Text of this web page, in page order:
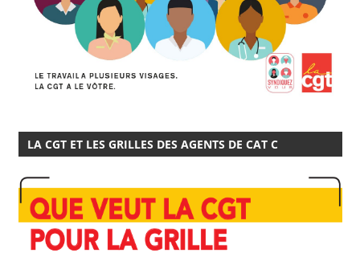
LA CGT ET LES GRILLES DES AGENTS DE CAT C